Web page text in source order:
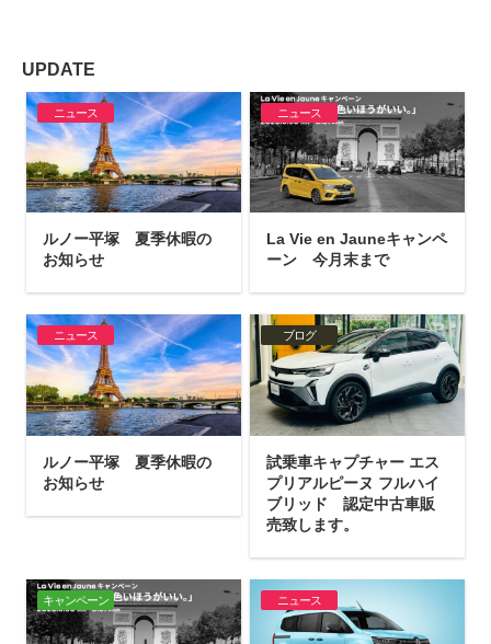
UPDATE
ニュース
ルノー平塚 夏季休暇の
お知らせ
ニュース
La Vie en Jauneキャンペ
ーン 今月末まで
ニュース
ルノー平塚 夏季休暇の
お知らせ
ブログ
試乗車キャプチャー エス
プリアルピーヌ フルハイ
ブリッド 認定中古車販
売致します。
キャンペーン ニュース